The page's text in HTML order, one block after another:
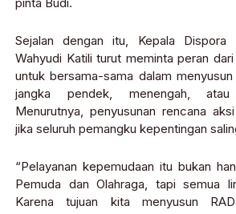
Sejalan dengan itu, Kepala Dispora
Wahyudi Katili turut meminta peran
untuk bersama-sama dalam
jangka pendek, menengah,
Menurutnya, penyusunan rencana
jika seluruh pemangku kepentingan
“Pelayanan kepemudaan itu bukan
Pemuda dan Olahraga, tapi semua
Karena tujuan kita menyusun